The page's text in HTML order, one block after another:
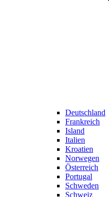
Deutschland
Frankreich
Island
Italien
Kroatien
Norwegen
Österreich
Portugal
Schweden
Schweiz